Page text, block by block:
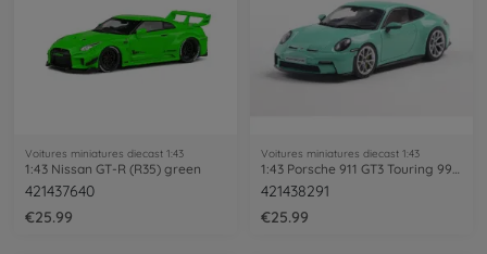
Voitures miniatures diecast 1:43
1:43 Nissan GT-R (R35) green
421437640
€25.99
Voitures miniatures diecast 1:43
421438291
€25.99